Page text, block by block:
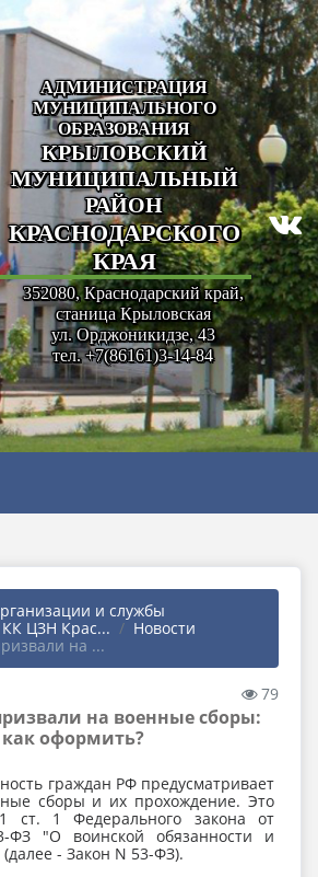
АДМИНИСТРАЦИЯ
МУНИЦИПАЛЬНОГО
ОБРАЗОВАНИЯ
КРЫЛОВСКИЙ
МУНИЦИПАЛЬНЫЙ
РАЙОН
КРАСНОДАРСКОГО
КРАЯ
352080, Краснодарский край,
станица Крыловская
ул. Орджоникидзе, 43
тел. +7(86161)3-14-84
и службы
ЦЗН Крас...
Новости
на ...
79
на военные сборы:
как оформить?
граждан РФ предусматривает
сборы и их прохождение. Это
ст. 1 Федерального закона от
ФЗ "О воинской обязанности и
- Закон N 53-ФЗ).